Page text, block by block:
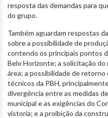
resposta das demandas para
do grupo.
Também aguardam respostas
sobre a possibilidade de
contendo os principais pontos
Belo Horizonte; a solicitação
área; a possibilidade de
técnicos da PBH,
divergência entre as medidas
municipal e as exigências do
vistoria; e a proibição da